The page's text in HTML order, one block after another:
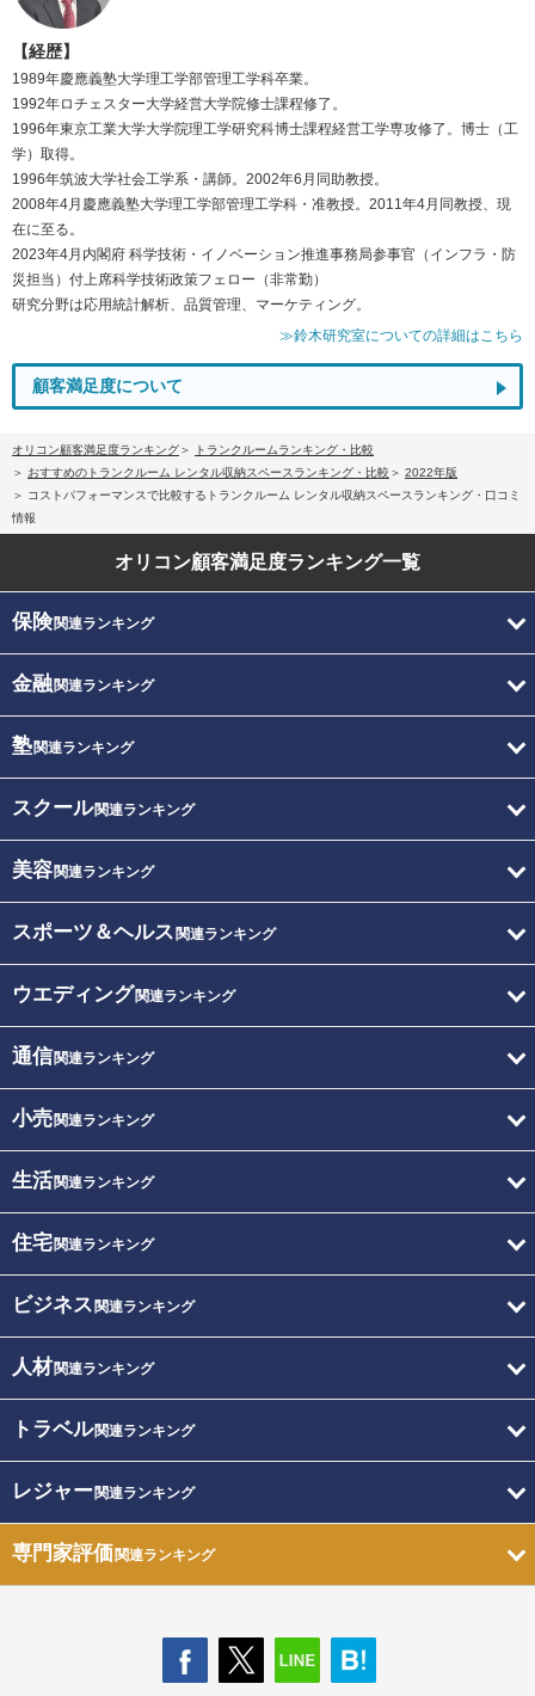
【経歴】
1989年慶應義塾大学理工学部管理工学科卒業。
1992年ロチェスター大学経営大学院修士課程修了。
1996年東京工業大学大学院理工学研究科博士課程経営工学専攻修了。博士（工
学）取得。
1996年筑波大学社会工学系・講師。2002年6月同助教授。
2008年4月慶應義塾大学理工学部管理工学科・准教授。2011年4月同教授、現
在に至る。
2023年4月内閣府 科学技術・イノベーション推進事務局参事官（インフラ・防
災担当）付上席科学技術政策フェロー（非常勤）
研究分野は応用統計解析、品質管理、マーケティング。
≫鈴木研究室についての詳細はこちら
顧客満足度について
オリコン顧客満足度ランキング
トランクルームランキング・比較
おすすめのトランクルーム レンタル収納スペースランキング・比較
2022年版
コストパフォーマンスで比較するトランクルーム レンタル収納スペースランキング・口コミ
情報
オリコン顧客満足度ランキング一覧
保険関連ランキング
金融関連ランキング
塾関連ランキング
スクール関連ランキング
美容関連ランキング
スポーツ＆ヘルス 関連ランキング
ウエディング関連ランキング
通信関連ランキング
小売関連ランキング
生活関連ランキング
住宅関連ランキング
ビジネス 関連ランキング
人材関連ランキング
トラベル関連ランキング
レジャー関連ランキング
専門家評価関連ランキング